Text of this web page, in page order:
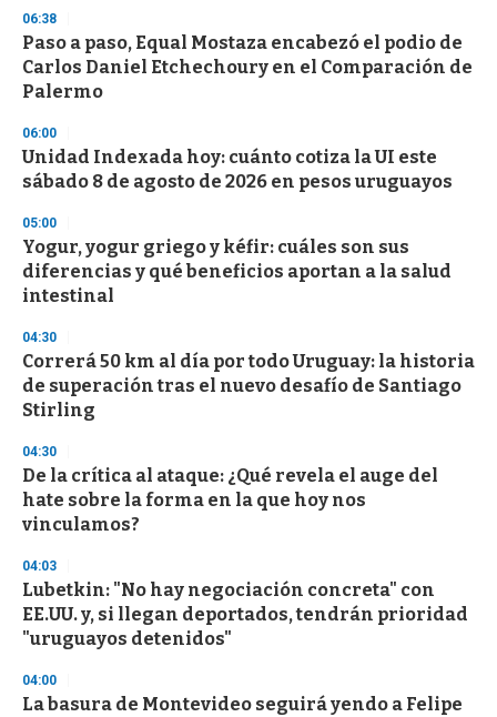
s
e
c
o
n
06:38
Paso a paso, Equal Mostaza encabezó el podio de
Carlos Daniel Etchechoury en el Comparación de
Palermo
06:00
Unidad Indexada hoy: cuánto cotiza la UI este
sábado 8 de agosto de 2026 en pesos uruguayos
05:00
Yogur, yogur griego y kéfir: cuáles son sus
diferencias y qué beneficios aportan a la salud
intestinal
04:30
Correrá 50 km al día por todo Uruguay: la historia
de superación tras el nuevo desafío de Santiago
Stirling
04:30
De la crítica al ataque: ¿Qué revela el auge del
hate sobre la forma en la que hoy nos
vinculamos?
04:03
Lubetkin: "No hay negociación concreta" con
EE.UU. y, si llegan deportados, tendrán prioridad
"uruguayos detenidos"
04:00
La basura de Montevideo seguirá yendo a Felipe